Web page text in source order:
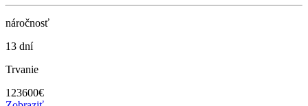
náročnosť
13 dní
Trvanie
123600€